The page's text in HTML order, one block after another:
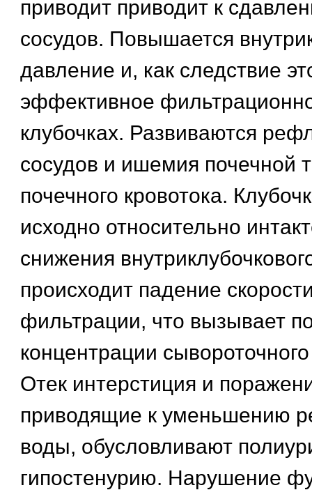
приводит приводит к
сосудов. Повышается
давление и, как следствие
эффективное
клубочках. Развиваются
сосудов и ишемия почечной
почечного кровотока.
исходно относительно
снижения
происходит падение
фильтрации, что вызывает
концентрации
Отек интерстиция и
приводящие к уменьшению
воды, обусловливают
гипостенурию. Нарушение